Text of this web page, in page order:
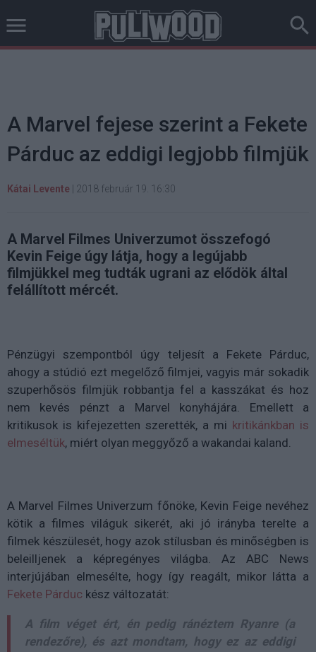
A Marvel fejese szerint a Fekete
Párduc az eddigi legjobb filmjük
Kátai Levente 2018 február 19. 16:30
A Marvel Filmes Univerzumot összefogó
Kevin Feige úgy látja, hogy a legújabb
filmjükkel meg tudták ugrani az elődök által
felállított mércét.
Pénzügyi szempontból úgy teljesít a Fekete Párduc,
ahogy a stúdió ezt megelőző filmjei, vagyis már sokadik
szuperhősös filmjük robbantja fel a kasszákat és hoz
nem kevés pénzt a Marvel konyhájára. Emellett a
kritikusok is kifejezetten szerették, a mi kritikánkban is
elmeséltük, miért olyan meggyőző a wakandai kaland.
A Marvel Filmes Univerzum főnöke, Kevin Feige nevéhez
kötik a filmes világuk sikerét, aki jó irányba terelte a
filmek készülesét, hogy azok stílusban és minőségben is
beleilljenek a képregényes világba. Az ABC News
interjújában elmesélte, hogy így reagált, mikor látta a
Fekete Párduc kész változatát:
A film véget ért, én pedig ránéztem Ryanre (a
rendezőre), és azt mondtam, hogy ez az eddigi